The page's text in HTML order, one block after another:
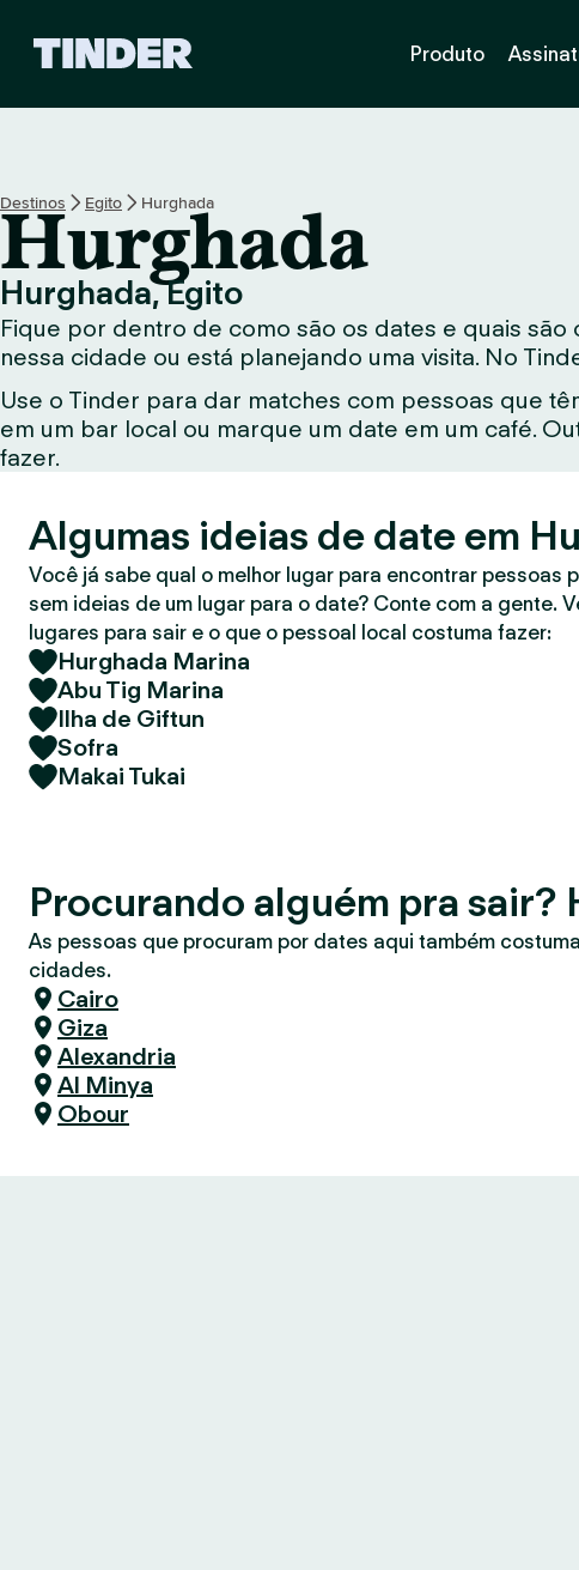
i
c
i
a
l
o
T
e
r
Produto
Destinos Egito Hurghada
Hurghada
Hurghada, Egito
Fique por dentro de como são os dates e quais
nessa cidade ou está planejando uma visita. No
Use o Tinder para dar matches com pessoas que
em um bar local ou marque um date em um café.
fazer.
Algumas ideias de date em
Você já sabe qual o melhor lugar para encontrar pessoas
sem ideias de um lugar para o date? Conte com a gente.
lugares para sair e o que o pessoal local costuma fazer:
Hurghada Marina
Abu Tig Marina
Ilha de Giftun
Sofra
Makai Tukai
Procurando alguém pra sair?
As pessoas que procuram por dates aqui também
cidades.
Cairo
Giza
Alexandria
Al Minya
Obour